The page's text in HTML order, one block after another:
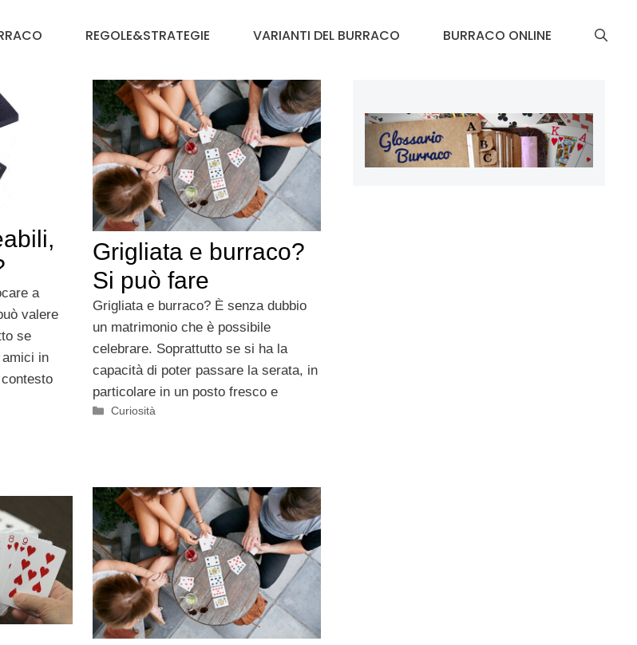
REGOLE&STRATEGIE VARIANTI DEL BURRACO BURRACO ONLINE
a
valere
se
in
Grigliata e burraco?
Si può fare
Grigliata e burraco? È senza dubbio
un matrimonio che è possibile
celebrare. Soprattutto se si ha la
capacità di poter passare la serata, in
particolare in un posto fresco e
Categorie
Curiosità